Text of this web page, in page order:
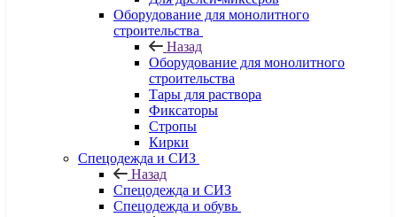
Оборудование для монолитного
строительства
Назад
Оборудование для монолитного
строительства
Тары для раствора
Фиксаторы
Стропы
Кирки
Спецодежда и СИЗ
Назад
Спецодежда и СИЗ
Спецодежда и обувь